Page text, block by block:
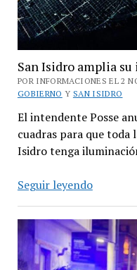
San Isidro amplia
POR INFORMACIONES EL 2
GOBIERNO Y SAN ISIDRO
El intendente Posse
cuadras para que toda
Isidro tenga
Seguir leyendoSan
amplia
su